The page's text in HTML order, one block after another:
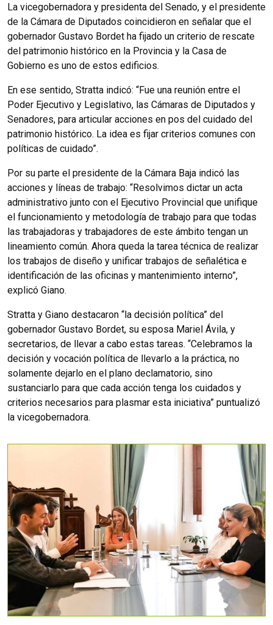
La vicegobernadora y presidenta del Senado, y el presidente
de la Cámara de Diputados coincidieron en señalar que el
gobernador Gustavo Bordet ha fijado un criterio de rescate
del patrimonio histórico en la Provincia y la Casa de
Gobierno es uno de estos edificios.
En ese sentido, Stratta indicó: “Fue una reunión entre el
Poder Ejecutivo y Legislativo, las Cámaras de Diputados y
Senadores, para articular acciones en pos del cuidado del
patrimonio histórico. La idea es fijar criterios comunes con
políticas de cuidado”.
Por su parte el presidente de la Cámara Baja indicó las
acciones y líneas de trabajo: “Resolvimos dictar un acta
administrativo junto con el Ejecutivo Provincial que unifique
el funcionamiento y metodología de trabajo para que todas
las trabajadoras y trabajadores de este ámbito tengan un
lineamiento común. Ahora queda la tarea técnica de realizar
los trabajos de diseño y unificar trabajos de señalética e
identificación de las oficinas y mantenimiento interno”,
explicó Giano.
Stratta y Giano destacaron “la decisión política” del
gobernador Gustavo Bordet, su esposa Mariel Ávila, y
secretarios, de llevar a cabo estas tareas. “Celebramos la
decisión y vocación política de llevarlo a la práctica, no
solamente dejarlo en el plano declamatorio, sino
sustanciarlo para que cada acción tenga los cuidados y
criterios necesarios para plasmar esta iniciativa” puntualizó
la vicegobernadora.